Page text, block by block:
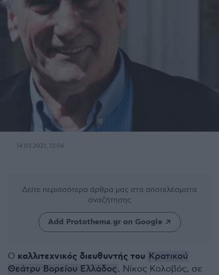
14.03.2021, 12:06
Δείτε περισσότερα άρθρα μας στα αποτελέσματα
αναζήτησης
Add Protothema.gr on Google
Ο καλλιτεχνικός διευθυντής του Κρατικού
Θεάτρυ Βορείου Ελλάδος, Νίκος Κολοβός, σε